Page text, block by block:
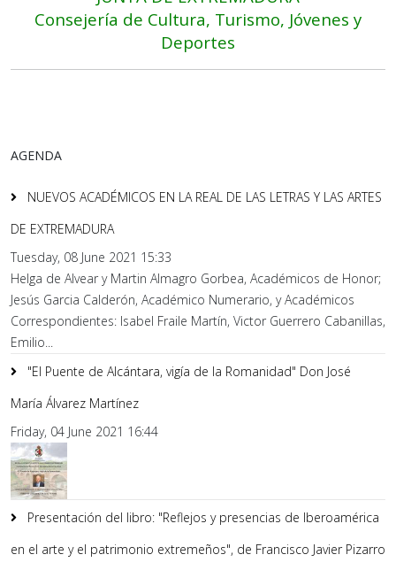
Consejería de Cultura, Turismo, Jóvenes y
Deportes
AGENDA
NUEVOS ACADÉMICOS EN LA REAL DE LAS LETRAS Y LAS ARTES
DE EXTREMADURA
Tuesday, 08 June 2021 15:33
Helga de Alvear y Martin Almagro Gorbea, Académicos de Honor;
Jesús Garcia Calderón, Académico Numerario, y Académicos
Correspondientes: Isabel Fraile Martín, Victor Guerrero Cabanillas,
Emilio...
"El Puente de Alcántara, vigía de la Romanidad" Don José
María Álvarez Martínez
Friday, 04 June 2021 16:44
Presentación del libro: "Reflejos y presencias de Iberoamérica
en el arte y el patrimonio extremeños", de Francisco Javier Pizarro